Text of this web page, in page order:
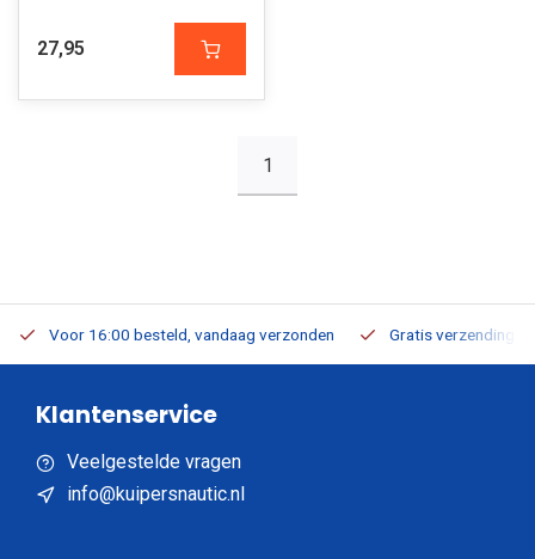
27,95
1
Voor 16:00 besteld, vandaag verzonden Gratis verzending
Klantenservice
Veelgestelde vragen
info@kuipersnautic.nl